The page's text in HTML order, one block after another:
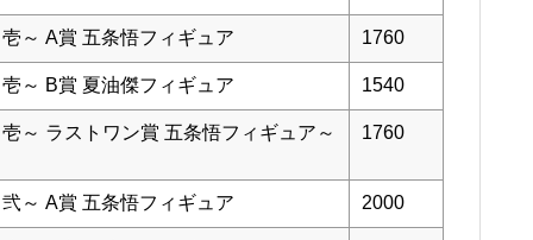
～ A賞 五条悟フィギュア 1760
～ B賞 夏油傑フィギュア 1540
～ ラストワン賞 五条悟フィギュア～ 1760
～ A賞 五条悟フィギュア 2000